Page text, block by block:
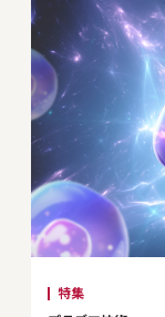
特集